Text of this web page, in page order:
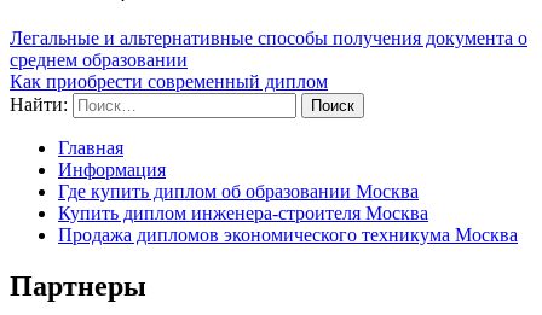
Легальные и альтернативные способы получения документа о
среднем образовании
Как приобрести современный диплом
Найти:
Главная
Информация
Где купить диплом об образовании Москва
Купить диплом инженера-строителя Москва
Продажа дипломов экономического техникума Москва
Партнеры